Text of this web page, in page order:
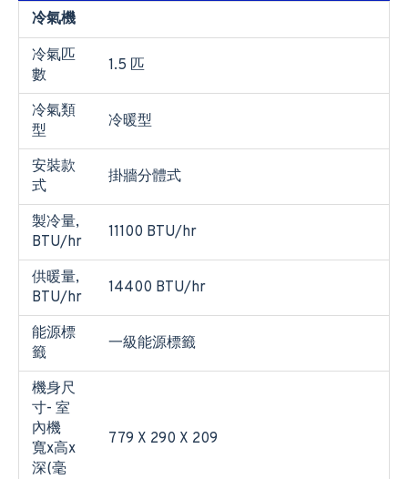
冷氣機
冷氣匹
數
1.5 匹
冷氣類
型
冷暖型
安裝款
式
掛牆分體式
製冷量,
BTU/hr
11100 BTU/hr
供暖量,
BTU/hr
14400 BTU/hr
能源標
籤
一級能源標籤
機身尺
寸- 室
內機
寬x高x
深(毫
779 X 290 X 209